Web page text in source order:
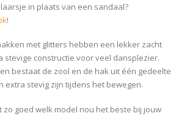
in plaats van een sandaal?
!
met glitters hebben een lekker zacht
stevige constructie voor veel dansplezier.
bestaat de zool en de hak uit één gedeelte
extra stevig zijn tijdens het bewegen.
zo goed welk model nou het beste bij jouw